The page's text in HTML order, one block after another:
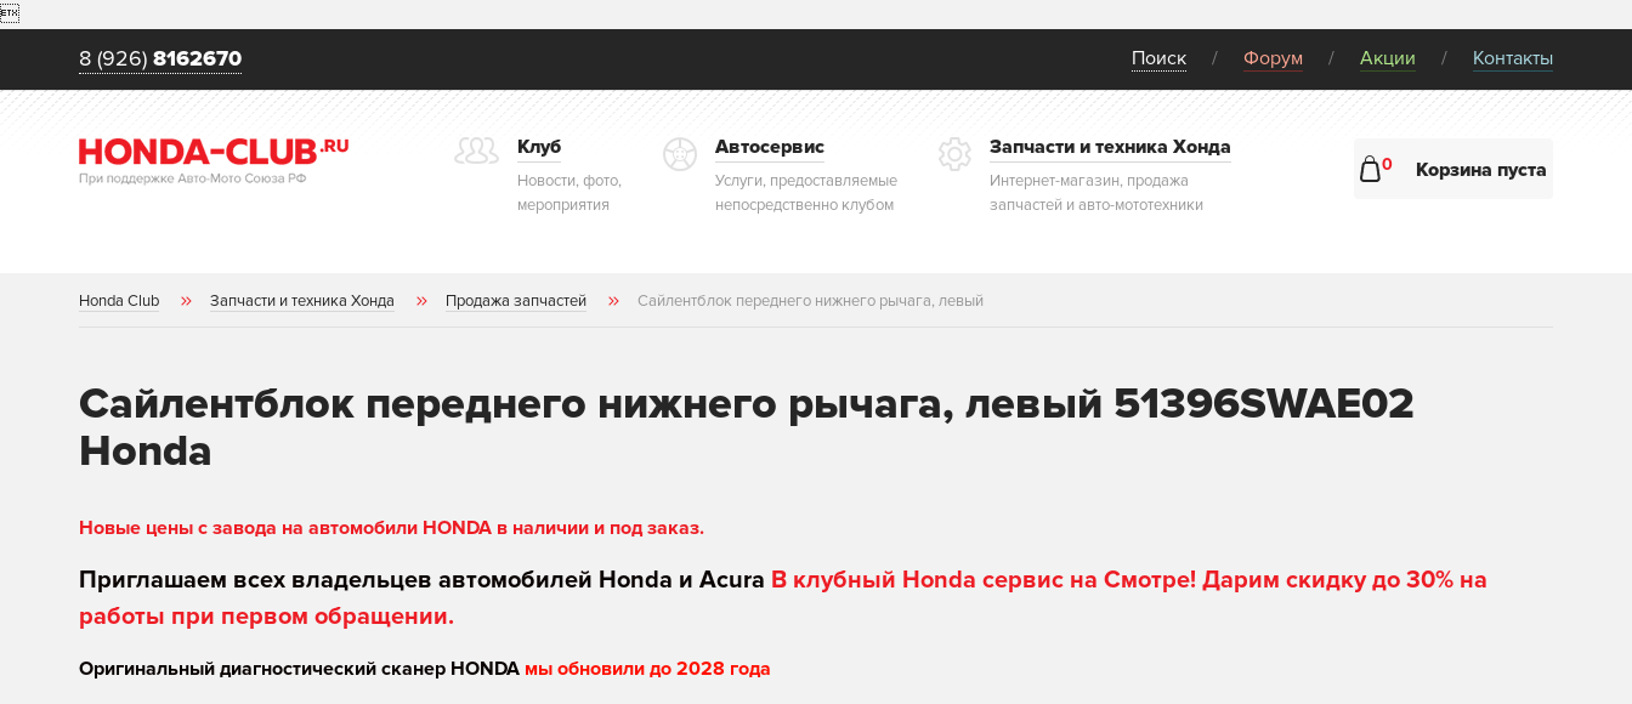

8 (926) 8162670 Поиск Форум Акции Контакты
Клуб
Новости, фото,
мероприятия
Автосервис
Услуги, предоставляемые
непосредственно клубом
Запчасти и техника Хонда
Интернет-магазин, продажа
запчастей и авто-мототехники
0 Корзина пуста
Honda Club Запчасти и техника Хонда Продажа запчастей Сайлентблок переднего нижнего рычага, левый
Сайлентблок переднего нижнего рычага, левый 51396SWAE02
Honda
Новые цены с завода на автомобили HONDA в наличии и под заказ.
Приглашаем всех владельцев автомобилей Honda и Acura В клубный Honda сервис на Смотре! Дарим скидку до 30% на
работы при первом обращении.
Оригинальный диагностический сканер HONDA мы обновили до 2028 года